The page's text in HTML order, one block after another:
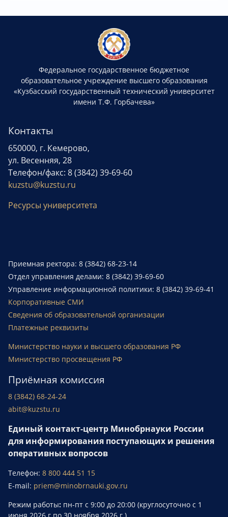
Федеральное государственное бюджетное
образовательное учреждение высшего образования
«Кузбасский государственный технический университет
имени Т.Ф. Горбачева»
Контакты
650000, г. Кемерово,
ул. Весенняя, 28
Телефон/факс: 8 (3842) 39-69-60
kuzstu@kuzstu.ru
Ресурсы университета
Приемная ректора: 8 (3842) 68-23-14
Отдел управления делами: 8 (3842) 39-69-60
Управление информационной политики: 8 (3842) 39-69-41
Корпоративные СМИ
Сведения об образовательной организации
Платежные реквизиты
Министерство науки и высшего образования РФ
Министерство просвещения РФ
Приёмная комиссия
8 (3842) 68-24-24
abit@kuzstu.ru
Единый контакт-центр Минобрнауки России
для информирования поступающих и решения
оперативных вопросов
Телефон: 8 800 444 51 15
E-mail: priem@minobrnauki.gov.ru
Режим работы: пн-пт с 9:00 до 20:00 (круглосуточно с 1
июня 2026 г.по 30 ноября 2026 г.).